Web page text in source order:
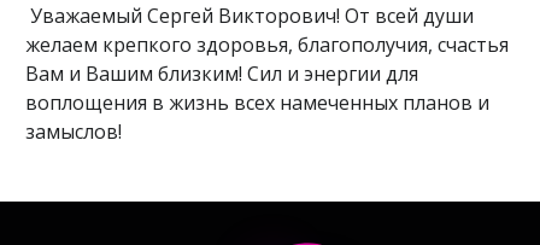
Уважаемый Сергей Викторович! От всей души
желаем крепкого здоровья, благополучия, счастья
Вам и Вашим близким! Сил и энергии для
воплощения в жизнь всех намеченных планов и
замыслов!